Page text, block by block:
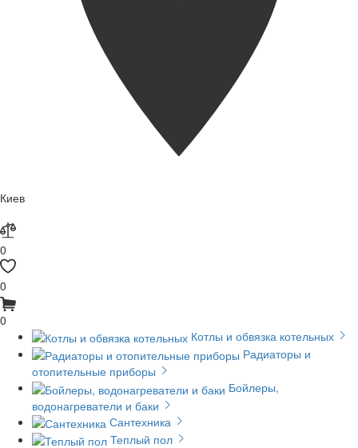
Киев
0
0
0
Котлы и обвязка котельных
Радиаторы и
отопительные приборы
Бойлеры,
водонагреватели и баки
Сантехника
Теплый пол